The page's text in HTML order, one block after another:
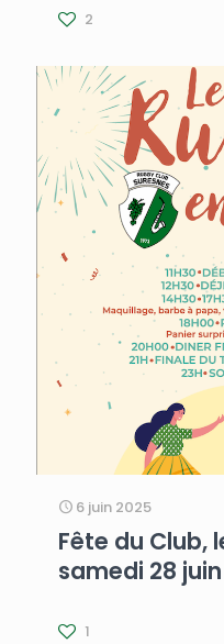
2
6 juin 2025
Fête du Club,
samedi 28
1